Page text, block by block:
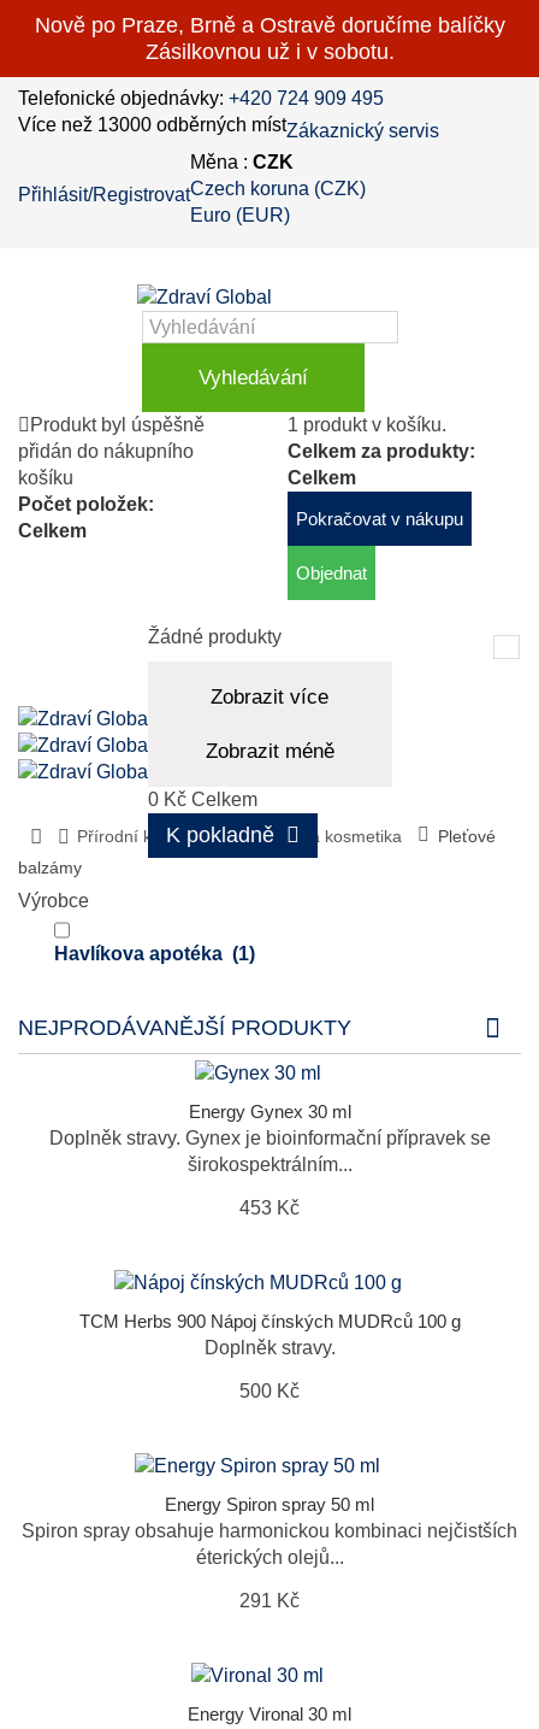
Nově po Praze, Brně a Ostravě doručíme balíčky
Zásilkovnou už i v sobotu.
Telefonické objednávky: +420 724 909 495
Více než 13000 odběrných místZákaznický servis
Přihlásit/Registrovat
Měna : CZK
Czech koruna (CZK)
Euro (EUR)
Vyhledávání
Košík
(prázdný)
Žádné produkty
Zobrazit více
Zobrazit méně
0 Kč Celkem
K pokladně
Produkt byl úspěšně
přidán do nákupního
košíku
Počet položek:
Celkem
1 produkt v košíku.
Celkem za produkty:
Celkem
Pokračovat v nákupu
Objednat
Přírodní kosmetika Pleťová kosmetika
Pleťové
balzámy
Výrobce
Havlíkova apotéka (1)
NEJPRODÁVANĚJŠÍ PRODUKTY
Energy Gynex 30 ml
Doplněk stravy. Gynex je bioinformační přípravek se
širokospektrálním...
453 Kč
TCM Herbs 900 Nápoj čínských MUDRců 100 g
Doplněk stravy.
500 Kč
Energy Spiron spray 50 ml
Spiron spray obsahuje harmonickou kombinaci nejčistších
éterických olejů...
291 Kč
Energy Vironal 30 ml